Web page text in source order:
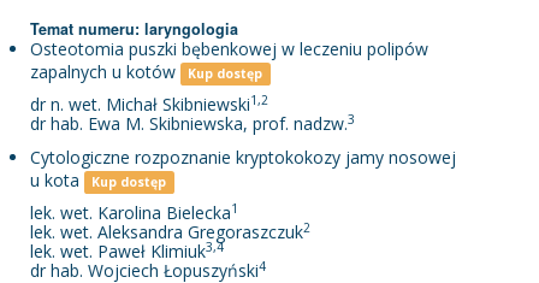
Temat numeru: laryngologia
Osteotomia puszki bębenkowej w leczeniu polipów
zapalnych u kotów
Kup dostęp
dr n. wet. Michał Skibniewski1,2
dr hab. Ewa M. Skibniewska, prof. nadzw.3
Cytologiczne rozpoznanie kryptokokozy jamy nosowej
u kota
Kup dostęp
lek. wet. Karolina Bielecka1
lek. wet. Aleksandra Gregoraszczuk2
lek. wet. Paweł Klimiuk3,4
dr hab. Wojciech Łopuszyński4